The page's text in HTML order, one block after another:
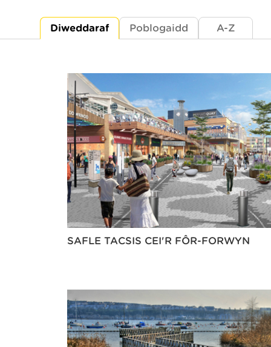
Diweddaraf Poblogaidd A-Z
SAFLE TACSIS CEI'R FÔR-FORWYN